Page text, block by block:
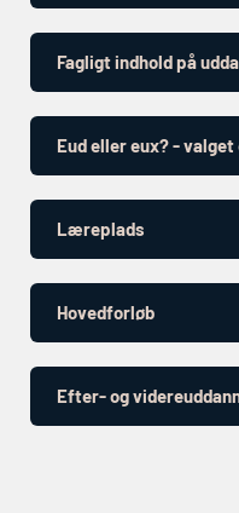
Fagligt indhold på
Eudellereux? - valget
Læreplads
Hovedforløb
Efter- og